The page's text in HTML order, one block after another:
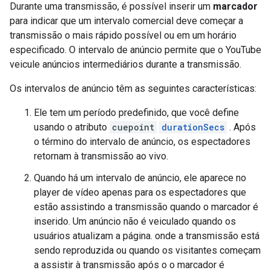
Durante uma transmissão, é possível inserir um marcador
para indicar que um intervalo comercial deve começar a
transmissão o mais rápido possível ou em um horário
especificado. O intervalo de anúncio permite que o YouTube
veicule anúncios intermediários durante a transmissão.
Os intervalos de anúncio têm as seguintes características:
Ele tem um período predefinido, que você define
usando o atributo cuepoint durationSecs . Após
o término do intervalo de anúncio, os espectadores
retornam à transmissão ao vivo.
Quando há um intervalo de anúncio, ele aparece no
player de vídeo apenas para os espectadores que
estão assistindo a transmissão quando o marcador é
inserido. Um anúncio não é veiculado quando os
usuários atualizam a página. onde a transmissão está
sendo reproduzida ou quando os visitantes começam
a assistir à transmissão após o o marcador é